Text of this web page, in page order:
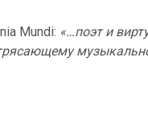
Mundi: «…поэт и